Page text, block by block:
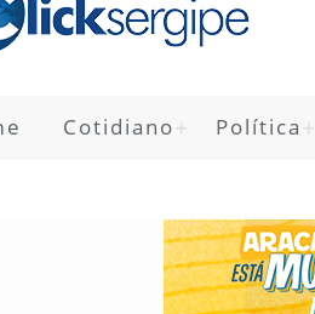
Cotidiano Política